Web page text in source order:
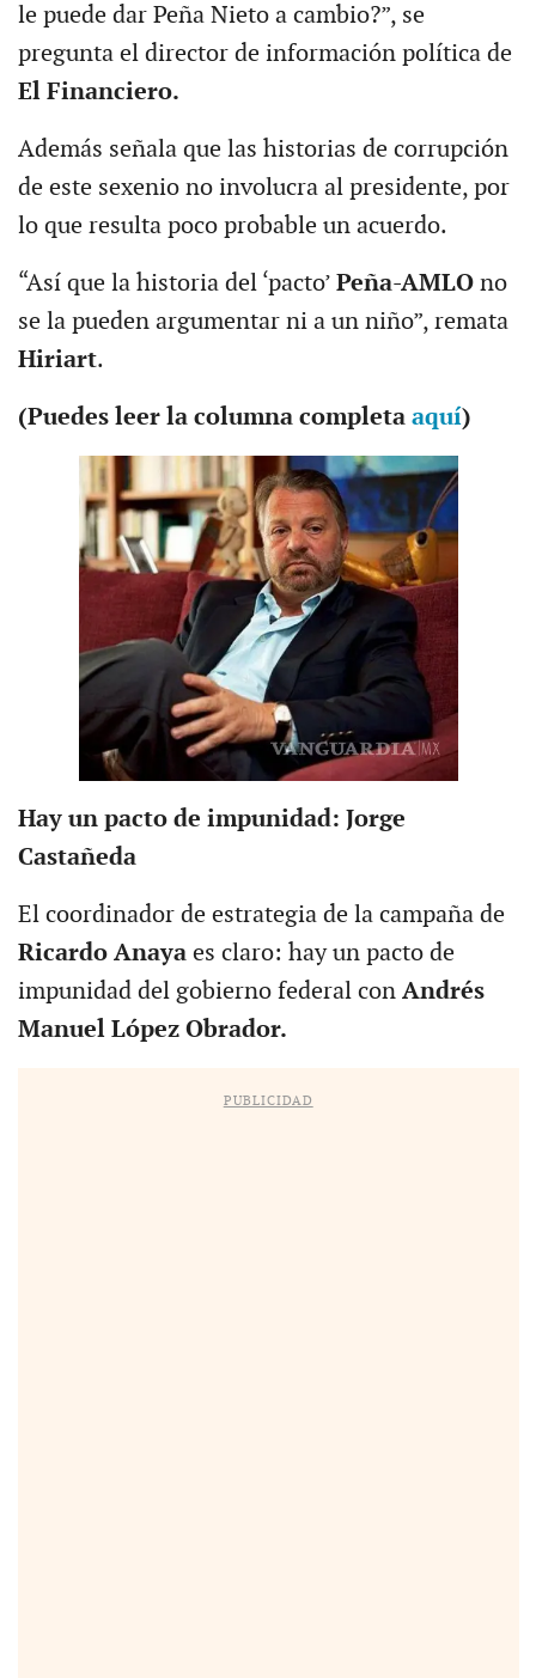
le puede dar Peña Nieto a cambio?”, se
pregunta el director de información política de
El Financiero.
Además señala que las historias de corrupción
de este sexenio no involucra al presidente, por
lo que resulta poco probable un acuerdo.
“Así que la historia del ‘pacto’ Peña-AMLOno
se la pueden argumentar ni a un niño”, remata
Hiriart.
(Puedes leer la columna completa aquí)
Hay un pacto de impunidad: Jorge
Castañeda
El coordinador de estrategia de la campaña de
Ricardo Anayaes claro: hay un pacto de
impunidad del gobierno federal con Andrés
Manuel López Obrador.
PUBLICIDAD